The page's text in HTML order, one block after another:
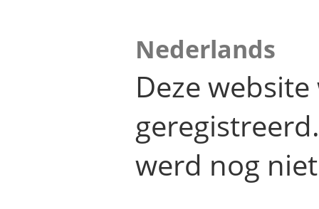
Nederlands
Deze
werd nog